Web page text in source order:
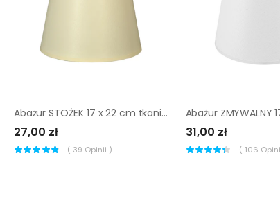
Abażur STOŻEK 17 x 22 cm tkanina kremowy E27
27,00 zł
( 39 Opinii )
31,00 zł
( 106